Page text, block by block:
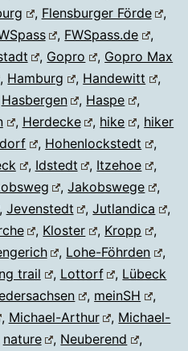
, Flensburger Förde
,
, FWSpass.de
,
, Gopro , Gopro Max
, Hamburg , Handewitt
,
Hasbergen , Haspe
,
, Herdecke , hike , hiker
, Hohenlockstedt
,
, Idstedt , Itzehoe
,
,Jakobswege
,
Jevenstedt ,Jutlandica
,
, Kloster , Kropp
,
, Lohe-Föhrden
,
trail , Lottorf , Lübeck
, meinSH
,
, Michael-Arthur , Michael-
nature , Neuberend
,